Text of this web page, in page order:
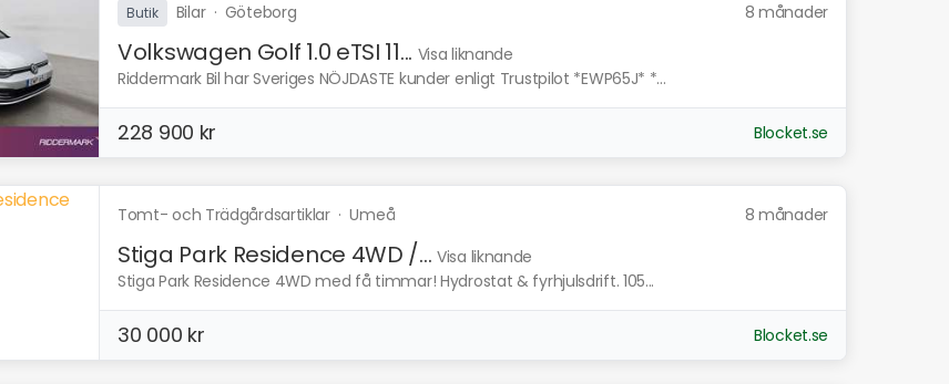
Butik Bilar· Göteborg 8 månader
Volkswagen Golf 1.0 eTSI 11... Visa liknande
Riddermark Bil har Sveriges NÖJDASTE kunder enligt Trustpilot *EWP65J* *...
228 900 kr Blocket.se
Tomt- och Trädgårdsartiklar·Umeå 8 månader
Stiga Park Residence 4WD /... Visa liknande
Stiga Park Residence 4WD med få timmar! Hydrostat & fyrhjulsdrift. 105...
30 000 kr Blocket.se